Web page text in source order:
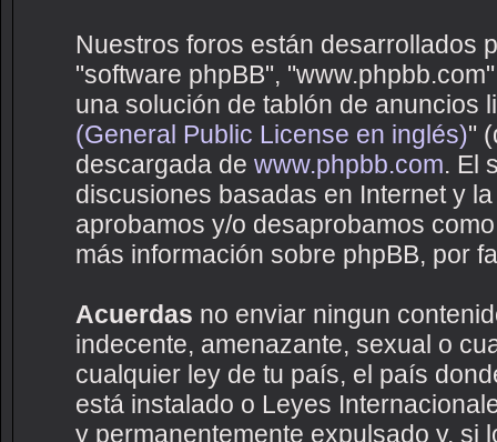
Nuestros foros están desarrollados
"software phpBB",
una solución de tablón de anuncios
(General Public License en inglés)"
descargada de www.phpbb.com. El
discusiones basadas en Internet y
aprobamos y/o desaprobamos
más información sobre phpBB, por
Acuerdas no enviar ningun
indecente, amenazante, sexual o
cualquier ley de tu país, el país
está instalado o Leyes
y permanentemente expulsado y, si